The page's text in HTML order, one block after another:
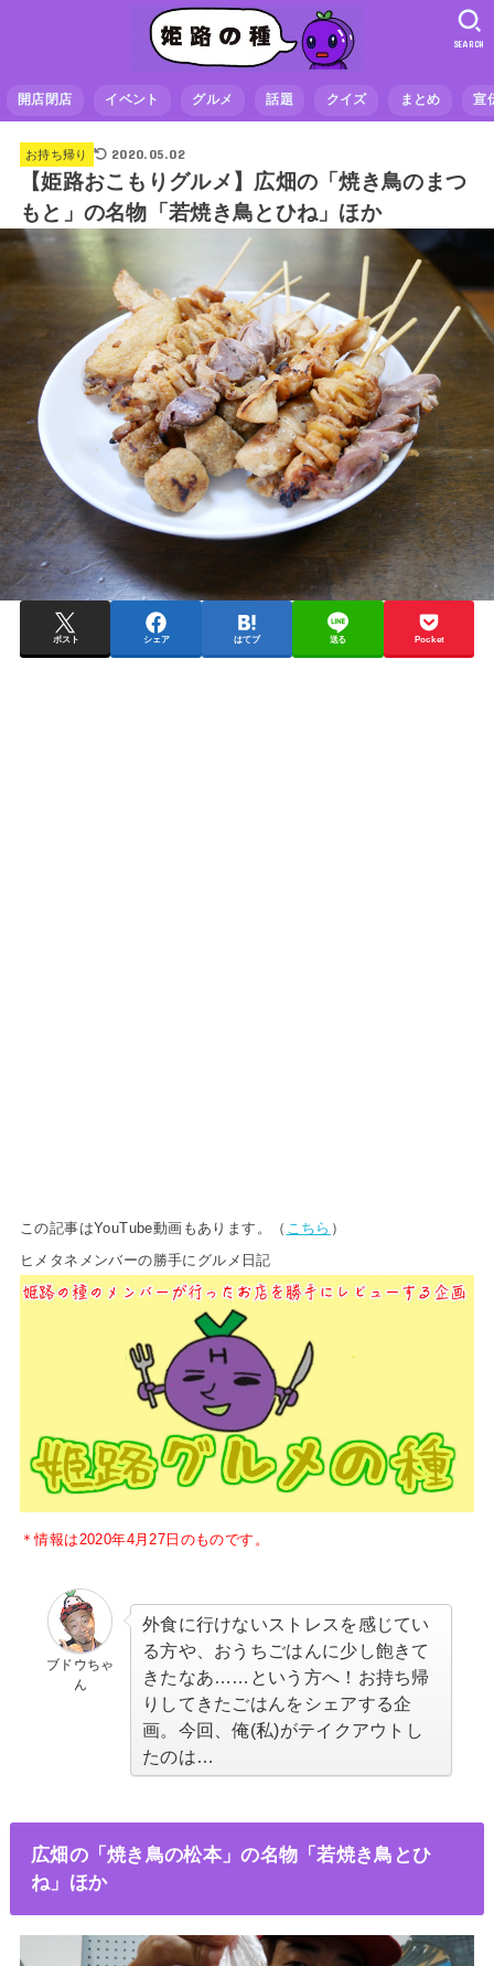
開店閉店 イベント グルメ 話題 クイズ まとめ 宣
SEARCH
お持ち帰り 2020.05.02
【姫路おこもりグルメ】広畑の「焼き鳥のまつ
もと」の名物「若焼き鳥とひね」ほか
ポスト シェア はてブ 送る Pocket
この記事はYouTube動画もあります。（ こちら ）
ヒメタネメンバーの勝手にグルメ日記
＊情報は2020年4月27日のものです。
ブドウちゃ
ん
外食に行けないストレスを感じてい
る方や、おうちごはんに少し飽きて
きたなあ……という方へ！お持ち帰
りしてきたごはんをシェアする企
画。今回、俺(私)がテイクアウトし
たのは…
広畑の「焼き鳥の松本」の名物「若焼き鳥とひ
ね」ほか